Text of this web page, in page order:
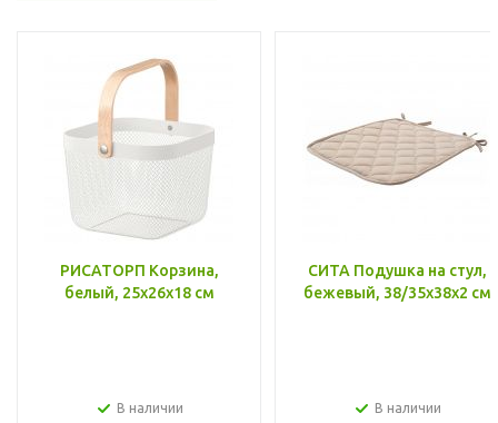
РИСАТОРП Корзина,
белый, 25x26x18 см
В наличии
СИТА Подушка на стул,
бежевый, 38/35x38x2 см
В наличии